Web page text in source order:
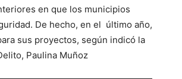
en que los municipios
De hecho, en el último año,
sus proyectos, según indicó la
Paulina Muñoz